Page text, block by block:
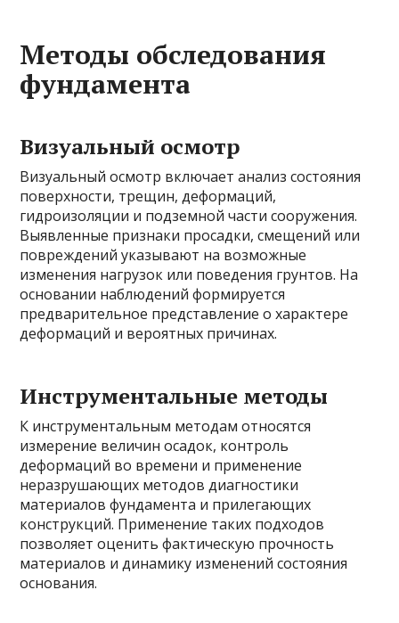
Методы обследования
фундамента
Визуальный осмотр
Визуальный осмотр включает анализ состояния
поверхности, трещин, деформаций,
гидроизоляции и подземной части сооружения.
Выявленные признаки просадки, смещений или
повреждений указывают на возможные
изменения нагрузок или поведения грунтов. На
основании наблюдений формируется
предварительное представление о характере
деформаций и вероятных причинах.
Инструментальные методы
К инструментальным методам относятся
измерение величин осадок, контроль
деформаций во времени и применение
неразрушающих методов диагностики
материалов фундамента и прилегающих
конструкций. Применение таких подходов
позволяет оценить фактическую прочность
материалов и динамику изменений состояния
основания.